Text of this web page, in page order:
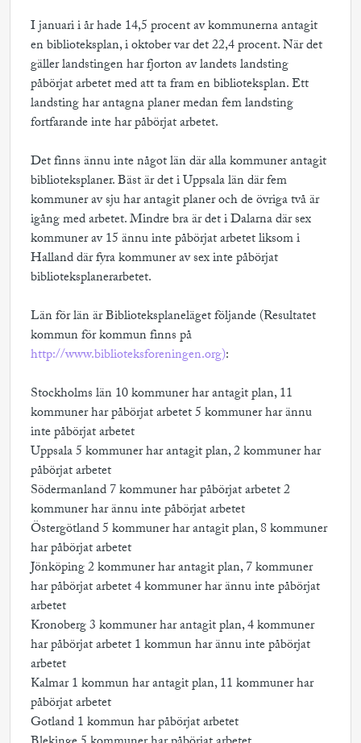
I januari i år hade 14,5 procent av kommunerna antagit
en biblioteksplan, i oktober var det 22,4 procent. När det
gäller landstingen har fjorton av landets landsting
påbörjat arbetet med att ta fram en biblioteksplan. Ett
landsting har antagna planer medan fem landsting
fortfarande inte har påbörjat arbetet.
Det finns ännu inte något län där alla kommuner antagit
biblioteksplaner. Bäst är det i Uppsala län där fem
kommuner av sju har antagit planer och de övriga två är
igång med arbetet. Mindre bra är det i Dalarna där sex
kommuner av 15 ännu inte påbörjat arbetet liksom i
Halland där fyra kommuner av sex inte påbörjat
biblioteksplanerarbetet.
Län för län är Biblioteksplaneläget följande (Resultatet
kommun för kommun finns på
http://www.biblioteksforeningen.org):
Stockholms län 10 kommuner har antagit plan, 11
kommuner har påbörjat arbetet 5 kommuner har ännu
inte påbörjat arbetet
Uppsala 5 kommuner har antagit plan, 2 kommuner har
påbörjat arbetet
Södermanland 7 kommuner har påbörjat arbetet 2
kommuner har ännu inte påbörjat arbetet
Östergötland 5 kommuner har antagit plan, 8 kommuner
har påbörjat arbetet
Jönköping 2 kommuner har antagit plan, 7 kommuner
har påbörjat arbetet 4 kommuner har ännu inte påbörjat
arbetet
Kronoberg 3 kommuner har antagit plan, 4 kommuner
har påbörjat arbetet 1 kommun har ännu inte påbörjat
arbetet
Kalmar 1 kommun har antagit plan, 11 kommuner har
påbörjat arbetet
Gotland 1 kommun har påbörjat arbetet